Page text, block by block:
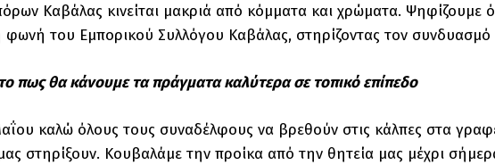
Καβάλας κινείται μακριά από κόμματα και χρώματα. Ψηφίζουμε
του Εμπορικού Συλλόγου Καβάλας, στηρίζοντας τον συνδυασμό
πως θα κάνουμε τα πράγματα καλύτερα σε τοπικό επίπεδο
καλώ όλους τους συναδέλφους να βρεθούν στις κάλπες στα
στηρίξουν. Κουβαλάμε την προίκα από την θητεία μας μέχρι